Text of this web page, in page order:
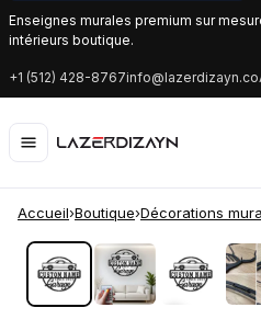
Enseignes murales premium sur
intérieurs boutique.
+1 (512) 428-8767info@lazerdizayn.co
Accueil›Boutique›Décorations
‹